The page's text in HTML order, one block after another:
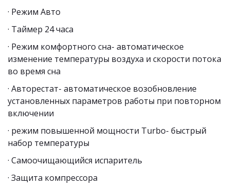
· Режим Авто
· Таймер 24 часа
· Режим комфортного сна- автоматическое
изменение температуры воздуха и скорости потока
во время сна
· Авторестат- автоматическое возобновление
установленных параметров работы при повторном
включении
· режим повышенной мощности Turbo- быстрый
набор температуры
· Самоочищающийся испаритель
· Защита компрессора